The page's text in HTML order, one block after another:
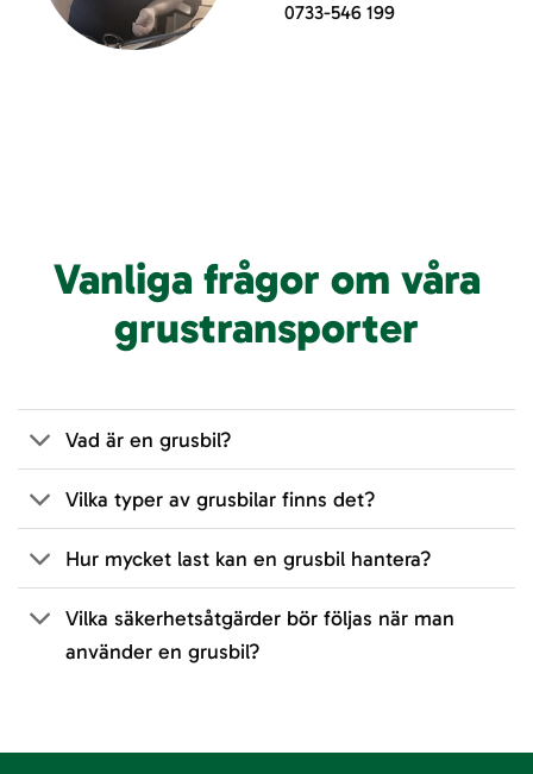
0733-546 199
Vanliga frågor om våra
grustransporter
Vad är en grusbil?
Vilka typer av grusbilar finns det?
Hur mycket last kan en grusbil hantera?
Vilka säkerhetsåtgärder bör följas när man
använder en grusbil?